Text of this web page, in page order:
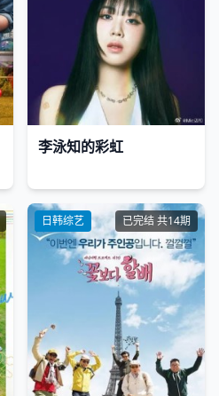
李泳知的彩虹
日韩综艺 已完结 共14期